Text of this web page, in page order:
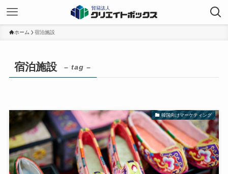
ホーム 宿泊施設
宿泊施設 – tag –
韓国向けマーケティング